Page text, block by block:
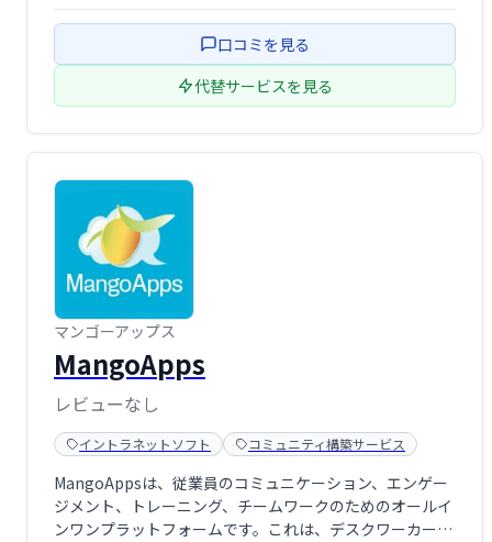
口コミを見る
代替サービスを見る
マンゴーアップス
MangoApps
レビューなし
イントラネットソフト コミュニティ構築サービス
MangoAppsは、従業員のコミュニケーション、エンゲー
ジメント、トレーニング、チームワークのためのオールイ
ンワンプラットフォームです。これは、デスクワーカー以